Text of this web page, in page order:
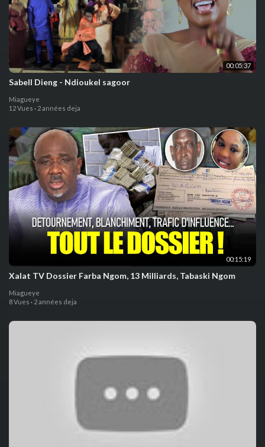
00:05:37
Sabell Dieng - Ndioukel sagoor
Miagueye
12 Vues · 2 années deja
00:15:19
Xalat TV Dossier Farba Ngom, 13 Milliards, Tabaski Ngom
Miagueye
8 Vues · 2 années deja